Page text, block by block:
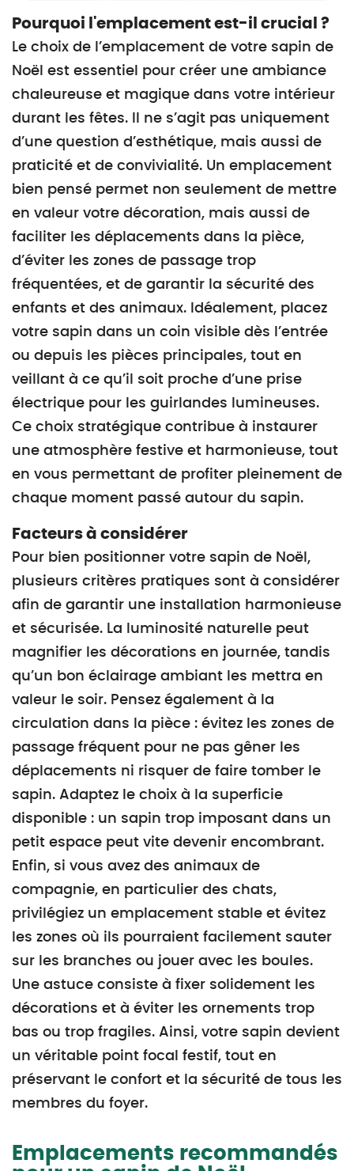
Pourquoi l'emplacement est-il crucial ?
Le choix de l’emplacement de votre sapin de
Noël est essentiel pour créer une ambiance
chaleureuse et magique dans votre intérieur
durant les fêtes. Il ne s’agit pas uniquement
d’une question d’esthétique, mais aussi de
praticité et de convivialité. Un emplacement
bien pensé permet non seulement de mettre
en valeur votre décoration, mais aussi de
faciliter les déplacements dans la pièce,
d’éviter les zones de passage trop
fréquentées, et de garantir la sécurité des
enfants et des animaux. Idéalement, placez
votre sapin dans un coin visible dès l’entrée
ou depuis les pièces principales, tout en
veillant à ce qu’il soit proche d’une prise
électrique pour les guirlandes lumineuses.
Ce choix stratégique contribue à instaurer
une atmosphère festive et harmonieuse, tout
en vous permettant de profiter pleinement de
chaque moment passé autour du sapin.
Facteurs à considérer
Pour bien positionner votre sapin de Noël,
plusieurs critères pratiques sont à considérer
afin de garantir une installation harmonieuse
et sécurisée. La luminosité naturelle peut
magnifier les décorations en journée, tandis
qu’un bon éclairage ambiant les mettra en
valeur le soir. Pensez également à la
circulation dans la pièce : évitez les zones de
passage fréquent pour ne pas gêner les
déplacements ni risquer de faire tomber le
sapin. Adaptez le choix à la superficie
disponible : un sapin trop imposant dans un
petit espace peut vite devenir encombrant.
Enfin, si vous avez des animaux de
compagnie, en particulier des chats,
privilégiez un emplacement stable et évitez
les zones où ils pourraient facilement sauter
sur les branches ou jouer avec les boules.
Une astuce consiste à fixer solidement les
décorations et à éviter les ornements trop
bas ou trop fragiles. Ainsi, votre sapin devient
un véritable point focal festif, tout en
préservant le confort et la sécurité de tous les
membres du foyer.
Emplacements recommandés